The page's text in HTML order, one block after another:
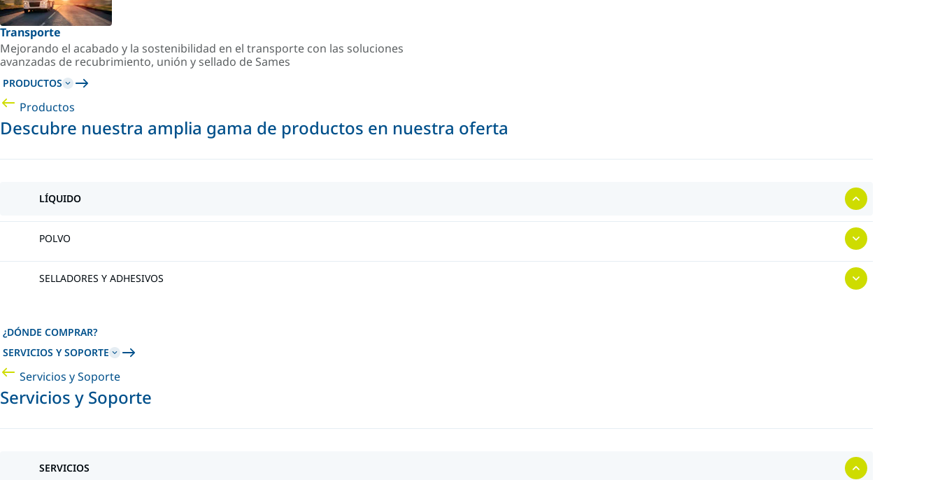
Transporte
Mejorando el acabado y la sostenibilidad en el transporte con las soluciones
avanzadas de recubrimiento, unión y sellado de Sames
PRODUCTOS
Productos
Descubre nuestra amplia gama de productos en nuestra oferta
LÍQUIDO
POLVO
SELLADORES Y ADHESIVOS
¿DÓNDE COMPRAR?
SERVICIOS Y SOPORTE
Servicios y Soporte
Servicios y Soporte
SERVICIOS